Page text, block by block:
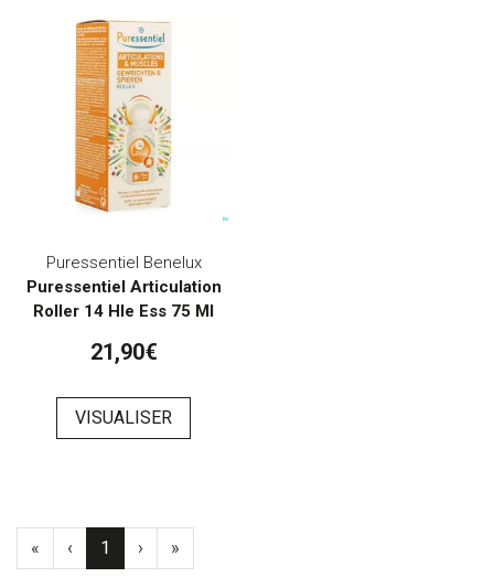
Puressentiel Benelux
Puressentiel Articulation
Roller 14 Hle Ess 75 Ml
21,90€
VISUALISER
« ‹ 1 › »